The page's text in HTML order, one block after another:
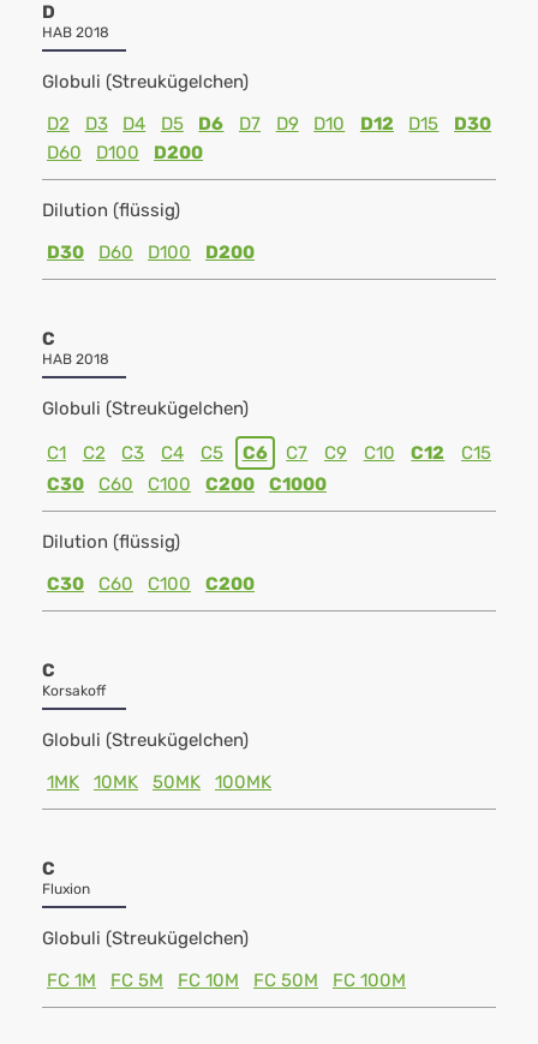
D
HAB 2018
Globuli (Streukügelchen)
D2
D3 D4 D5 D6 D7 D9 D10 D12 D15
D30
D60
D100 D200
Dilution (flüssig)
D30
D60 D100 D200
C
HAB 2018
Globuli (Streukügelchen)
C1 C2 C3 C4 C5 C6 C7 C9 C10 C12
C15
C30
C60 C100 C200 C1000
Dilution (flüssig)
C30
C60 C100 C200
C
Korsakoff
Globuli (Streukügelchen)
1MK
10MK 50MK 100MK
C
Fluxion
Globuli (Streukügelchen)
FC 1M
FC 5M FC 10M FC 50M FC 100M